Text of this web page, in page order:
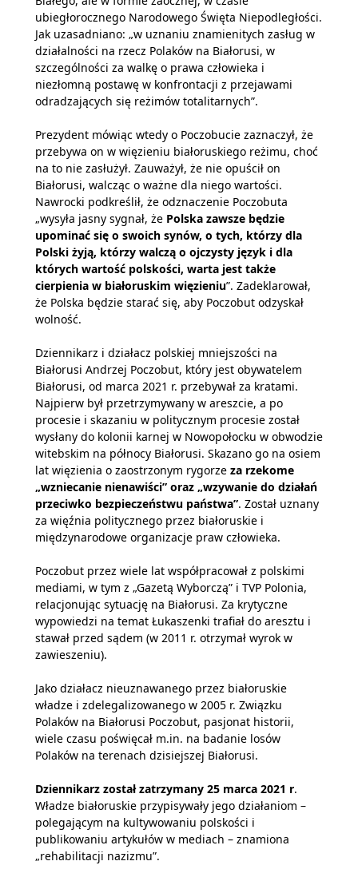
ubiegłorocznego Narodowego Święta Niepodległości.
Jak uzasadniano: „w uznaniu znamienitych zasług w
działalności na rzecz Polaków na Białorusi, w
szczególności za walkę o prawa człowieka i
niezłomną postawę w konfrontacji z przejawami
odradzających się reżimów totalitarnych”.
Prezydent mówiąc wtedy o Poczobucie zaznaczył, że
przebywa on w więzieniu białoruskiego reżimu, choć
na to nie zasłużył. Zauważył, że nie opuścił on
Białorusi, walcząc o ważne dla niego wartości.
Nawrocki podkreślił, że odznaczenie Poczobuta
„wysyła jasny sygnał, że Polska zawsze będzie
upominać się o swoich synów, o tych, którzy dla
Polski żyją, którzy walczą o ojczysty język i dla
których wartość polskości, warta jest także
cierpienia w białoruskim więzieniu”. Zadeklarował,
że Polska będzie starać się, aby Poczobut odzyskał
wolność.
Dziennikarz i działacz polskiej mniejszości na
Białorusi Andrzej Poczobut, który jest obywatelem
Białorusi, od marca 2021 r. przebywał za kratami.
Najpierw był przetrzymywany w areszcie, a po
procesie i skazaniu w politycznym procesie został
wysłany do kolonii karnej w Nowopołocku w obwodzie
witebskim na północy Białorusi. Skazano go na osiem
lat więzienia o zaostrzonym rygorze za rzekome
„wzniecanie nienawiści” oraz „wzywanie do działań
przeciwko bezpieczeństwu państwa”. Został uznany
za więźnia politycznego przez białoruskie i
międzynarodowe organizacje praw człowieka.
Poczobut przez wiele lat współpracował z polskimi
mediami, w tym z „Gazetą Wyborczą” i TVP Polonia,
relacjonując sytuację na Białorusi. Za krytyczne
wypowiedzi na temat Łukaszenki trafiał do aresztu i
stawał przed sądem (w 2011 r. otrzymał wyrok w
zawieszeniu).
Jako działacz nieuznawanego przez białoruskie
władze i zdelegalizowanego w 2005 r. Związku
Polaków na Białorusi Poczobut, pasjonat historii,
wiele czasu poświęcał m.in. na badanie losów
Polaków na terenach dzisiejszej Białorusi.
Dziennikarz został zatrzymany 25 marca 2021 r.
Władze białoruskie przypisywały jego działaniom –
polegającym na kultywowaniu polskości i
publikowaniu artykułów w mediach – znamiona
„rehabilitacji nazizmu”.